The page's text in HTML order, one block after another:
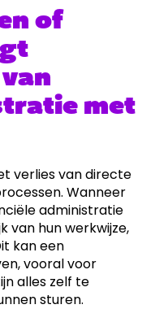
of
met
verlies van directe
Wanneer
administratie
van hun werkwijze,
kan een
vooral voor
alles zelf te
sturen.